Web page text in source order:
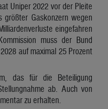
Uniper 2022 vor der Pleite
größter Gaskonzern wegen
eingefahren
muss der Bund
auf maximal 25 Prozent
das für die Beteiligung
ab. Auch von
zu erhalten.